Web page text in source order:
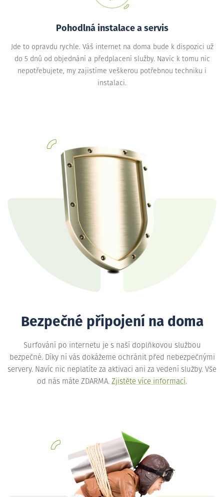
Pohodlná instalace a servis
Jde to opravdu rychle. Váš internet na doma bude k dispozici už
do 5 dnů od objednání a předplacení služby. Navíc k tomu nic
nepotřebujete, my zajistíme veškerou potřebnou techniku i
instalaci.
Bezpečné připojení na doma
Surfování po internetu je s naší doplňkovou službou
bezpečné. Díky ní vás dokážeme ochránit před nebezpečnými
servery. Navíc nic neplatíte za aktivaci ani za vedení služby. Vše
od nás máte ZDARMA. Zjistěte více informací.